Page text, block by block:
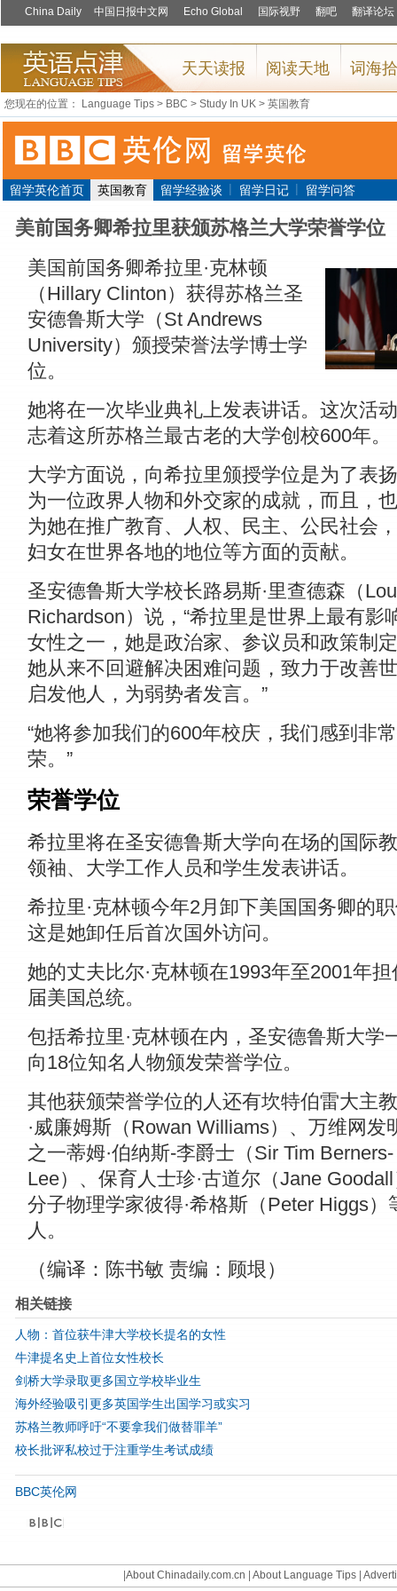
您现在的位置： Language Tips > BBC > Study In UK > 英国教育
留学英伦首页 英国教育 留学经验谈 | 留学日记 | 留学问答
美前国务卿希拉里获颁苏格兰大学荣誉学位
美国前国务卿希拉里·克林顿
（Hillary Clinton）获得苏格兰圣
安德鲁斯大学（St Andrews
University）颁授荣誉法学博士学
位。
她将在一次毕业典礼上发表讲话。这次活
志着这所苏格兰最古老的大学创校600年。
大学方面说，向希拉里颁授学位是为了表
为一位政界人物和外交家的成就，而且，
为她在推广教育、人权、民主、公民社会
妇女在世界各地的地位等方面的贡献。
圣安德鲁斯大学校长路易斯·里查德森（
Richardson）说，“希拉里是世界上最有影
女性之一，她是政治家、参议员和政策制
她从来不回避解决困难问题，致力于改善
启发他人，为弱势者发言。”
“她将参加我们的600年校庆，我们感到非
荣。”
荣誉学位
希拉里将在圣安德鲁斯大学向在场的国际
领袖、大学工作人员和学生发表讲话。
希拉里·克林顿今年2月卸下美国国务卿的
这是她卸任后首次国外访问。
她的丈夫比尔·克林顿在1993年至2001年担
届美国总统。
包括希拉里·克林顿在内，圣安德鲁斯大学
向18位知名人物颁发荣誉学位。
其他获颁荣誉学位的人还有坎特伯雷大主
·威廉姆斯（Rowan Williams）、万维网发
之一蒂姆·伯纳斯-李爵士（Sir Tim Berners-
Lee）、保育人士珍·古道尔（Jane
分子物理学家彼得·希格斯（Peter Higgs）
人。
（编译：陈书敏 责编：顾垠）
相关链接
人物：首位获牛津大学校长提名的女性
牛津提名史上首位女性校长
剑桥大学录取更多国立学校毕业生
海外经验吸引更多英国学生出国学习或实习
苏格兰教师呼吁“不要拿我们做替罪羊”
校长批评私校过于注重学生考试成绩
BBC英伦网